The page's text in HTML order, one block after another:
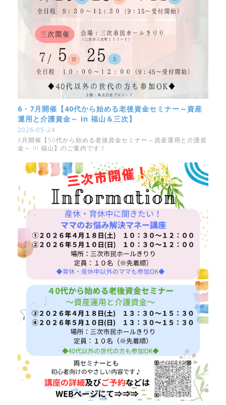
6・7月開催【40代から始める老後資金セミナー～資産
運用と介護資金～ In 福山＆三次】
2026-05-24
6月開催【50代から始める老後資金セミナー～資産運用と介護資
金～ In 福山】のご案内です！